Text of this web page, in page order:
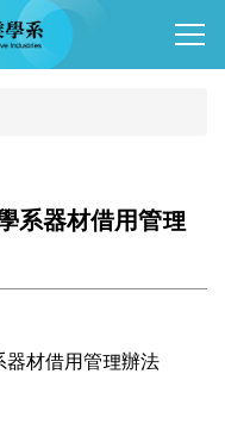
系器材借用管理
器材借用管理辦法